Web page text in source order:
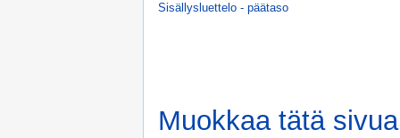
Sisällysluettelo - päätaso
Muokkaa tätä sivua